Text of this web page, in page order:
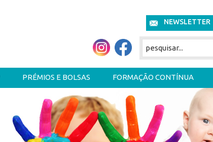
NEWSLETTER
PRÉMIOS E BOLSAS FORMAÇÃO CONTÍNUA